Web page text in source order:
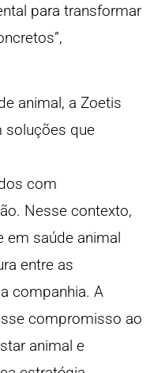
para transformar
animal, a Zoetis
soluções que
com
Nesse contexto,
em saúde animal
entre as
companhia. A
compromisso ao
animal e